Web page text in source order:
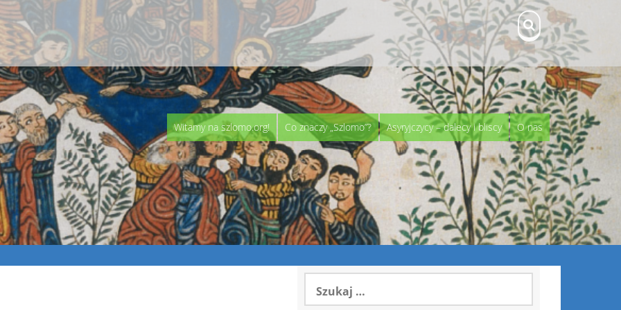
Witamy na szlomo.org! Co znaczy „Szlomo”? Asyryjczycy – dalecy i bliscy O nas
Szukaj: